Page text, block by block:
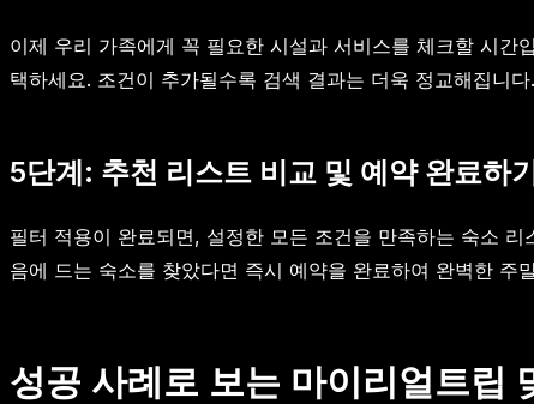
이제 우리 가족에게 꼭 필요한 시설과 서비스를 체크할 시
택하세요. 조건이 추가될수록 검색 결과는 더욱 정교해집니다.
5단계: 추천 리스트 비교 및 예약 완료하기
필터 적용이 완료되면, 설정한 모든 조건을 만족하는 숙소
음에 드는 숙소를 찾았다면 즉시 예약을 완료하여 완벽한 주
성공 사례로 보는 마이리얼트립